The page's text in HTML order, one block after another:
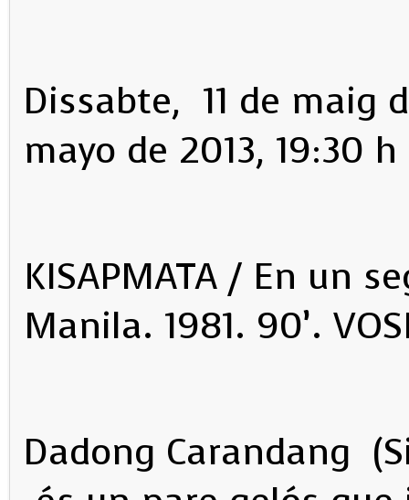
Dissabte, 11 de maig
mayo de 2013, 19:30 h
KISAPMATA / En un
Manila. 1981. 90’.
Dadong Carandang